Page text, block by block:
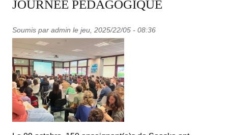
JOURNEE PEDAGOGIQUE
Soumis par admin le jeu, 2025/22/05 - 08:36